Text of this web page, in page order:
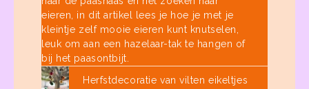
Herfstdecoratie van vilten eikeltjes